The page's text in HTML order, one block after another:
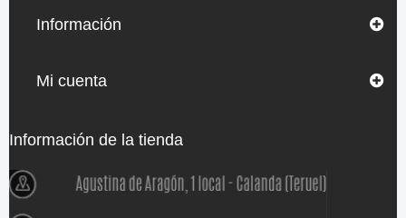
Información
Mi cuenta
Información de la tienda